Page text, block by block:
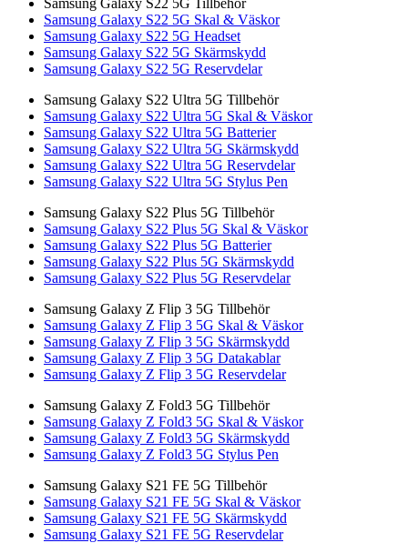
Samsung Galaxy S22 5G Tillbehör
Samsung Galaxy S22 5G Skal & Väskor
Samsung Galaxy S22 5G Headset
Samsung Galaxy S22 5G Skärmskydd
Samsung Galaxy S22 5G Reservdelar
Samsung Galaxy S22 Ultra 5G Tillbehör
Samsung Galaxy S22 Ultra 5G Skal & Väskor
Samsung Galaxy S22 Ultra 5G Batterier
Samsung Galaxy S22 Ultra 5G Skärmskydd
Samsung Galaxy S22 Ultra 5G Reservdelar
Samsung Galaxy S22 Ultra 5G Stylus Pen
Samsung Galaxy S22 Plus 5G Tillbehör
Samsung Galaxy S22 Plus 5G Skal & Väskor
Samsung Galaxy S22 Plus 5G Batterier
Samsung Galaxy S22 Plus 5G Skärmskydd
Samsung Galaxy S22 Plus 5G Reservdelar
Samsung Galaxy Z Flip 3 5G Tillbehör
Samsung Galaxy Z Flip 3 5G Skal & Väskor
Samsung Galaxy Z Flip 3 5G Skärmskydd
Samsung Galaxy Z Flip 3 5G Datakablar
Samsung Galaxy Z Flip 3 5G Reservdelar
Samsung Galaxy Z Fold3 5G Tillbehör
Samsung Galaxy Z Fold3 5G Skal & Väskor
Samsung Galaxy Z Fold3 5G Skärmskydd
Samsung Galaxy Z Fold3 5G Stylus Pen
Samsung Galaxy S21 FE 5G Tillbehör
Samsung Galaxy S21 FE 5G Skal & Väskor
Samsung Galaxy S21 FE 5G Skärmskydd
Samsung Galaxy S21 FE 5G Reservdelar